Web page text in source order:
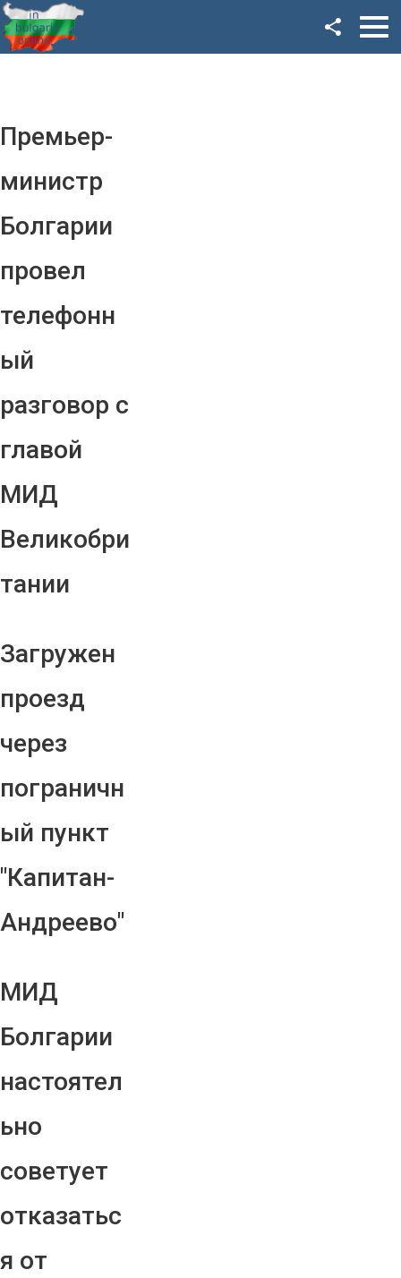
Премьер-
министр
Болгарии
провел
телефонн
ый
разговор с
главой
МИД
Великобри
тании
Загружен
проезд
через
пограничн
ый пункт
"Капитан-
Андреево"
МИД
Болгарии
настоятел
ьно
советует
отказатьс
я от